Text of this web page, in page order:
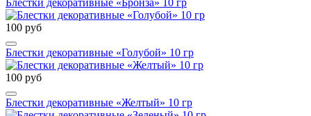
100 руб
Блестки декоративные «Голубой» 10 гр
100 руб
Блестки декоративные «Желтый» 10 гр